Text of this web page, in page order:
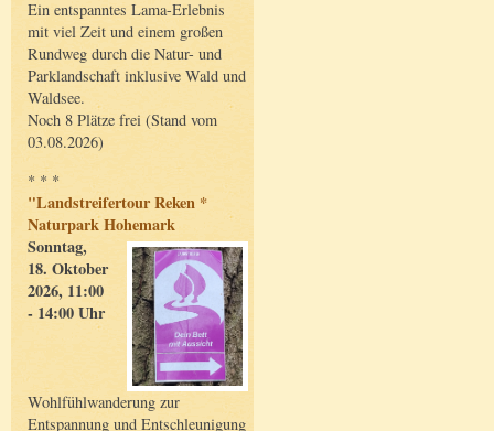
Ein entspanntes Lama-Erlebnis
mit viel Zeit und einem großen
Rundweg durch die Natur- und
Parklandschaft inklusive Wald und
Waldsee.
Noch 8 Plätze frei (Stand vom
03.08.2026)
* * *
"Landstreifertour Reken *
Naturpark Hohemark
Sonntag,
18. Oktober
2026, 11:00
- 14:00 Uhr
Wohlfühlwanderung zur
Entspannung und Entschleunigung